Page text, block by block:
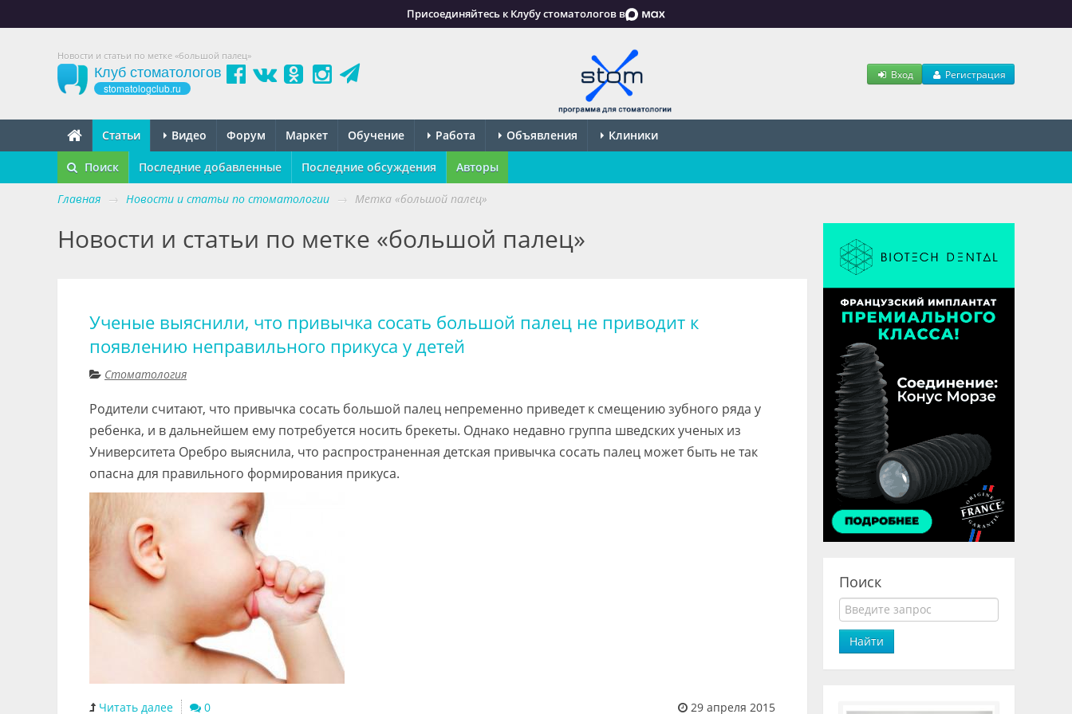
Присоединяйтесь к Клубу стоматологов в
Новости и статьи по метке «большой палец»
Клуб стоматологов
stomatologclub.ru
Вход Регистрация
Статьи Видео Форум Маркет Обучение Работа Объявления Клиники
Поиск Последние добавленные Последние обсуждения Авторы
Главная → Новости и статьи по стоматологии → Метка «большой палец»
Новости и статьи по метке «большой палец»
Ученые выяснили, что привычка сосать большой палец не приводит к
появлению неправильного прикуса у детей
Стоматология
Родители считают, что привычка сосать большой палец непременно приведет к смещению зубного ряда у
ребенка, и в дальнейшем ему потребуется носить брекеты. Однако недавно группа шведских ученых из
Университета Оребро выяснила, что распространенная детская привычка сосать палец может быть не так
опасна для правильного формирования прикуса.
Читать далее 0 29 апреля 2015
Поиск
Найти